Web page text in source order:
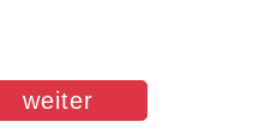
weiter